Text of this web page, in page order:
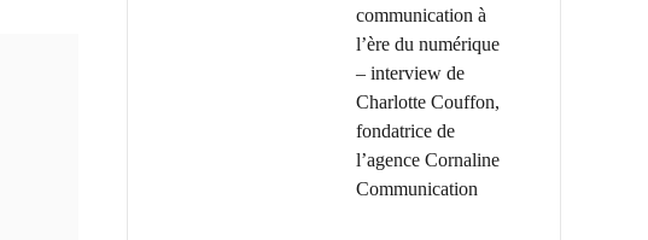
communication à
l’ère du numérique
– interview de
Charlotte Couffon,
fondatrice de
l’agence Cornaline
Communication